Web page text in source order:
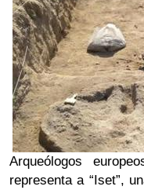
Arqueólogos
representa a “Iset”,